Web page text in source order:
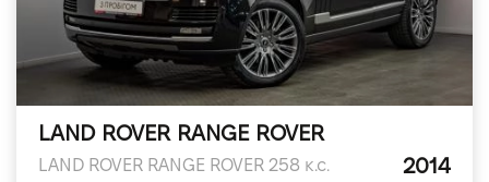
LAND ROVER RANGE ROVER
LAND ROVER RANGE ROVER 258 к.с. 2014